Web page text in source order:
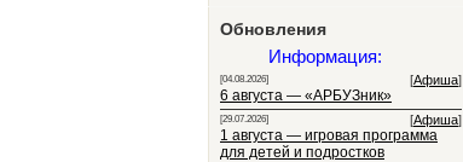
Обновления
Информация:
[04.08.2026] [Афиша]
6 августа — «АРБУЗник»
[29.07.2026] [Афиша]
1 августа — игровая программа
для детей и подростков